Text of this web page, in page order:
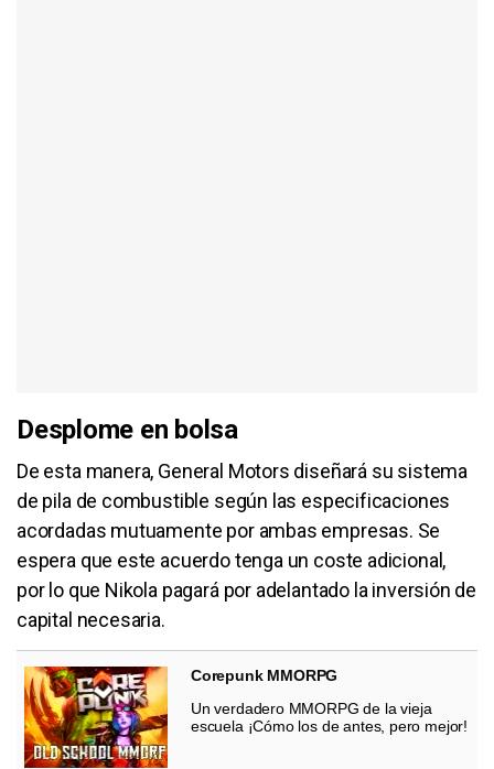
Desplome en bolsa
De esta manera, General Motors diseñará su sistema
de pila de combustible según las especificaciones
acordadas mutuamente por ambas empresas. Se
espera que este acuerdo tenga un coste adicional,
por lo que Nikola pagará por adelantado la inversión de
capital necesaria.
Corepunk MMORPG
Un verdadero MMORPG de la vieja
escuela ¡Cómo los de antes, pero mejor!